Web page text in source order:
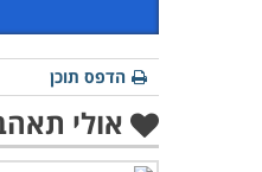
הדפס תוכן
אולי